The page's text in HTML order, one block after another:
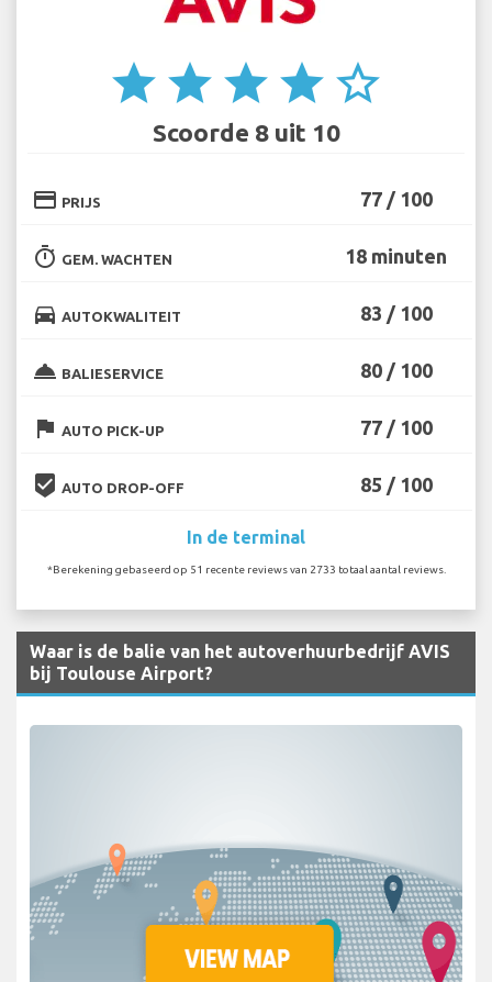
star star star star star_border
Scoorde 8 uit 10
credit_card PRIJS 77 / 100
timer GEM. WACHTEN 18 minuten
directions_car AUTOKWALITEIT 83 / 100
room_service BALIESERVICE 80 / 100
flag AUTO PICK-UP 77 / 100
beenhere AUTO DROP-OFF 85 / 100
In de terminal
*Berekening gebaseerd op 51 recente reviews van 2733 totaal aantal reviews.
Waar is de balie van het autoverhuurbedrijf AVIS
bij Toulouse Airport?